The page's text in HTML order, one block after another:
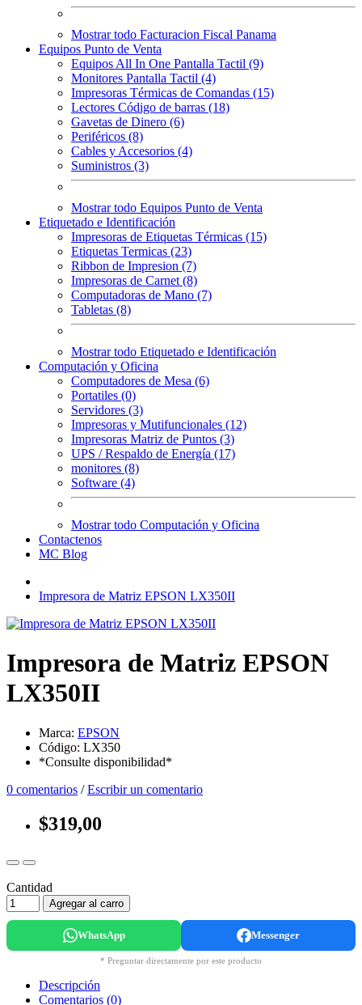
Mostrar todo Facturacion Fiscal Panama
Equipos Punto de Venta
Equipos All In One Pantalla Tactil (9)
Monitores Pantalla Tactil (4)
Impresoras Térmicas de Comandas (15)
Lectores Código de barras (18)
Gavetas de Dinero (6)
Periféricos (8)
Cables y Accesorios (4)
Suministros (3)
Mostrar todo Equipos Punto de Venta
Etiquetado e Identificación
Impresoras de Etiquetas Térmicas (15)
Etiquetas Termicas (23)
Ribbon de Impresion (7)
Impresoras de Carnet (8)
Computadoras de Mano (7)
Tabletas (8)
Mostrar todo Etiquetado e Identificación
Computación y Oficina
Computadores de Mesa (6)
Portatiles (0)
Servidores (3)
Impresoras y Mutifuncionales (12)
Impresoras Matriz de Puntos (3)
UPS / Respaldo de Energía (17)
monitores (8)
Software (4)
Mostrar todo Computación y Oficina
Contactenos
MC Blog
Impresora de Matriz EPSON LX350II
Impresora de Matriz EPSON
LX350II
Marca: EPSON
Código: LX350
*Consulte disponibilidad*
0 comentarios /Escribir un comentario
$319,00
Cantidad
Agregar al carro
WhatsApp Messenger
* Preguntar directamente por este producto
Descripción
Comentarios (0)